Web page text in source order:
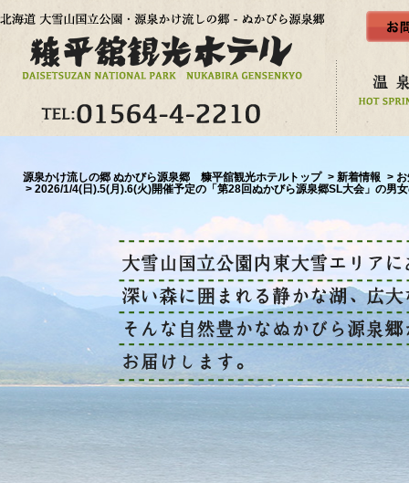
源泉かけ流しの郷 ぬかびら源泉郷 糠平舘観光ホテルトップ 新着情報
2026/1/4(日).5(月).6(火)開催予定の「第28回ぬかびら源泉郷SL大会」の男